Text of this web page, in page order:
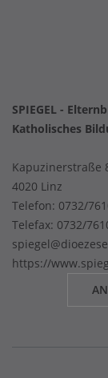
SPIEGEL -
Katholisches
Kapuzinerstraße
4020 Linz
Telefon: 0732/
Telefax: 0732/
https://